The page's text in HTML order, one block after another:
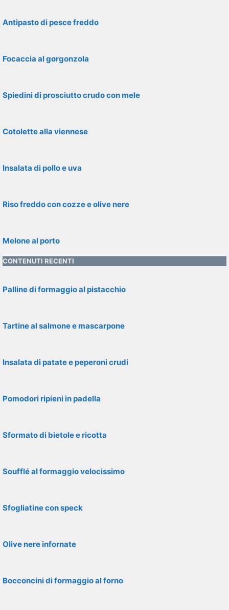
Antipasto di pesce freddo
Focaccia al gorgonzola
Spiedini di prosciutto crudo con mele
Cotolette alla viennese
Insalata di pollo e uva
Riso freddo con cozze e olive nere
Melone al porto
CONTENUTI RECENTI
Palline di formaggio al pistacchio
Tartine al salmone e mascarpone
Insalata di patate e peperoni crudi
Pomodori ripieni in padella
Sformato di bietole e ricotta
Soufflé al formaggio velocissimo
Sfogliatine con speck
Olive nere infornate
Bocconcini di formaggio al forno